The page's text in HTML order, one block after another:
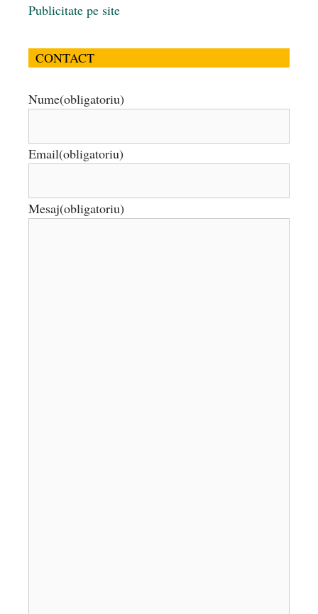
Publicitate pe site
CONTACT
Nume(obligatoriu)
Email(obligatoriu)
Mesaj(obligatoriu)